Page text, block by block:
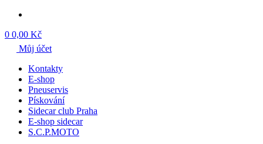
0 0,00 Kč
Můj účet
Kontakty
E-shop
Pneuservis
Pískování
Sidecar club Praha
E-shop sidecar
S.C.P.MOTO